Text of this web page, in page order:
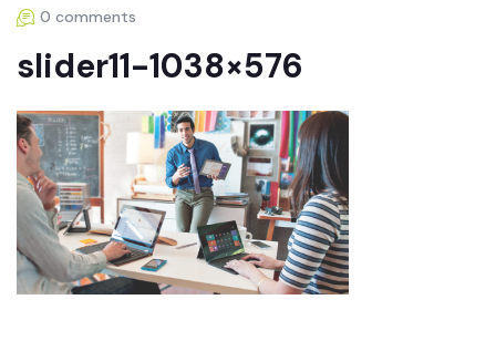
0 comments
slider11-1038×576